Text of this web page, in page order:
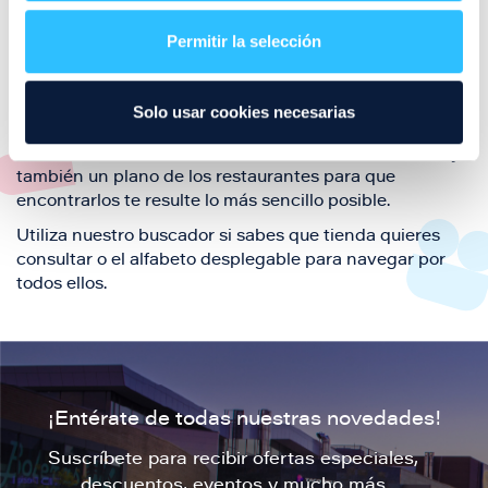
Permitir la selección
Solo usar cookies necesarias
también de nuestra oferta de ocio y shopping durante
tu visita.
El este directorio de restaurantes de Puerto Venecia
también un plano de los restaurantes para que
encontrarlos te resulte lo más sencillo posible.
Utiliza nuestro buscador si sabes que tienda quieres
consultar o el alfabeto desplegable para navegar por
todos ellos.
¡Entérate de todas nuestras novedades!
Suscríbete para recibir ofertas especiales,